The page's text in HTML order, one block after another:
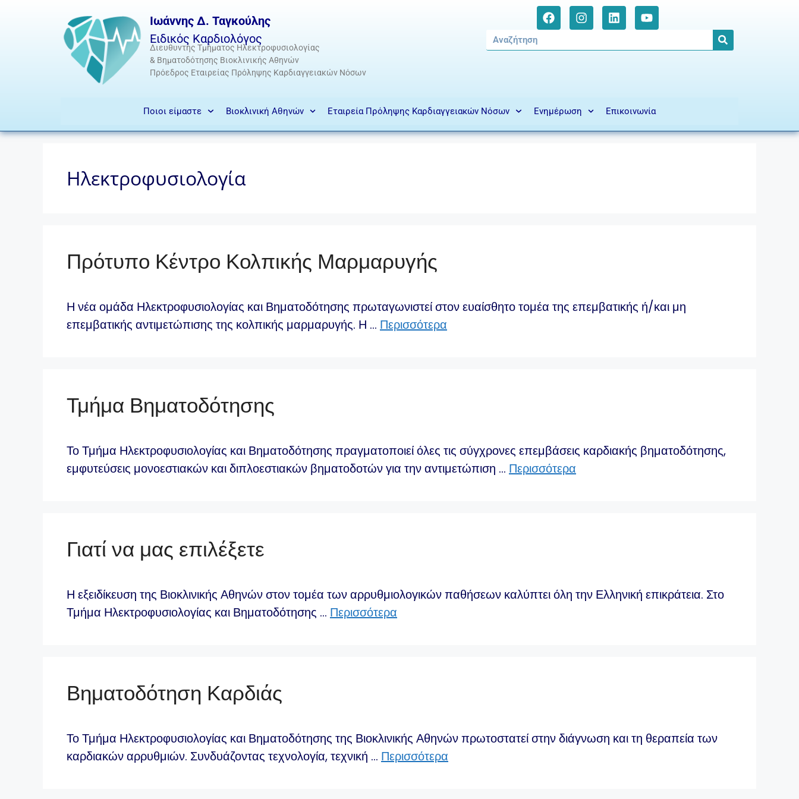
Ιωάννης Δ. Ταγκούλης
Ειδικός Καρδιολόγος
Διευθυντής Τμήματος Ηλεκτροφυσιολογίας
& Βηματοδότησης Βιοκλινικής Αθηνών
Πρόεδρος Εταιρείας Πρόληψης Καρδιαγγειακών Νόσων
Ποιοι είμαστε Βιοκλινική Αθηνών Εταιρεία Πρόληψης Καρδιαγγειακών Νόσων Ενημέρωση Επικοινωνία
Ηλεκτροφυσιολογία
Πρότυπο Κέντρο Κολπικής Μαρμαρυγής
Η νέα ομάδα Ηλεκτροφυσιολογίας και Βηματοδότησης πρωταγωνιστεί στον ευαίσθητο τομέα της επεμβατικής ή/και μη
επεμβατικής αντιμετώπισης της κολπικής μαρμαρυγής. Η … Περισσότερα
Τμήμα Βηματοδότησης
Το Τμήμα Ηλεκτροφυσιολογίας και Βηματοδότησης πραγματοποιεί όλες τις σύγχρονες επεμβάσεις καρδιακής βηματοδότησης,
εμφυτεύσεις μονοεστιακών και διπλοεστιακών βηματοδοτών για την αντιμετώπιση … Περισσότερα
Γιατί να μας επιλέξετε
Η εξειδίκευση της Βιοκλινικής Αθηνών στον τομέα των αρρυθμιολογικών παθήσεων καλύπτει όλη την Ελληνική επικράτεια. Στο
Τμήμα Ηλεκτροφυσιολογίας και Βηματοδότησης … Περισσότερα
Βηματοδότηση Καρδιάς
Το Τμήμα Ηλεκτροφυσιολογίας και Βηματοδότησης της Βιοκλινικής Αθηνών πρωτοστατεί στην διάγνωση και τη θεραπεία των
καρδιακών αρρυθμιών. Συνδυάζοντας τεχνολογία, τεχνική … Περισσότερα